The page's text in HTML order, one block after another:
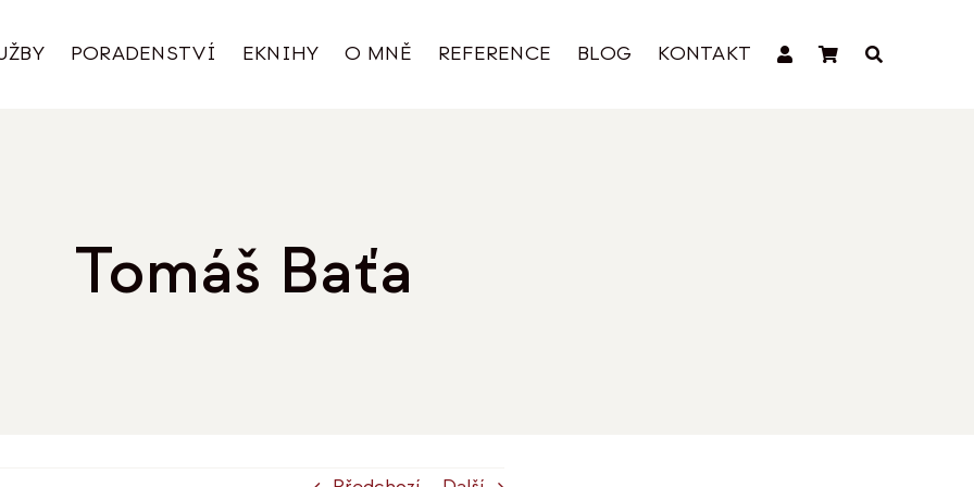
PORADENSTVÍ EKNIHY O MNĚ REFERENCE BLOG KONTAKT
Tomáš Baťa